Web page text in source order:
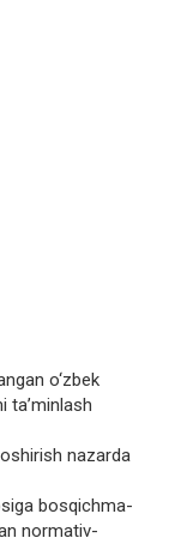
o‘zbek
ta’minlash
nazarda
bosqichma-
normativ-